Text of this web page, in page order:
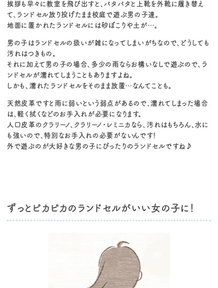
挨拶も早々に教室を飛び出すと、バタバタと上靴を外靴に履き替え
て、ランドセル放り投げたまま校庭で遊ぶ男の子達。
地面に置かれたランドセルには砂ぼこりや土が…。
男の子はランドセルの扱いが雑になってしまいがちなので、どうしても
汚れはつきもの。
それに加えて男の子の場合、多少の雨ならお構いなしで遊ぶので、ラ
ンドセルが濡れてしまうこともありますよね。
しかも、濡れたランドセルをそのまま放置…なんてことも。
天然皮革ですと雨に弱いという弱点があるので、濡れてしまった場合
は、軽く拭くなどのお手入れが必要になります。
人口皮革のクラリーノ、クラリーノ・レミニカなら、汚れはもちろん、水に
も強いので、特別なお手入れの必要がないんです！
外で遊ぶのが大好きな男の子にぴったりのランドセルですね♪
ずっとピカピカのランドセルがいい女の子に！